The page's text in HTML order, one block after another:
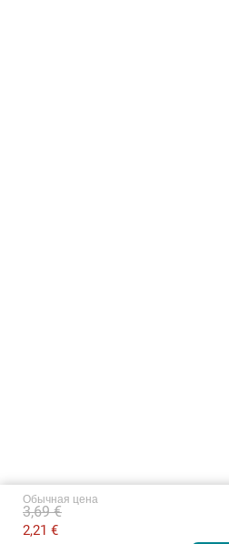
Обычная цена
2,21 €
3,69 €